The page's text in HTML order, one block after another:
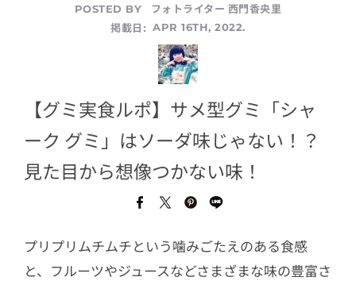
POSTED BY
フォトライター 西門香央里
掲載日: APR 16TH, 2022.
【グミ実食ルポ】サメ型グミ「シャ
ーク グミ」はソーダ味じゃない！？
見た目から想像つかない味！
プリプリムチムチという噛みごたえのある食感
と、フルーツやジュースなどさまざまな味の豊富さ